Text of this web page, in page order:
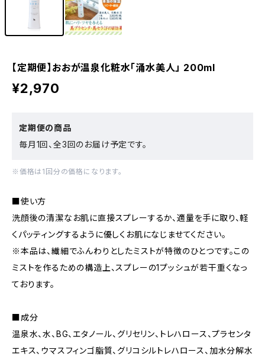
【定期便】おおが温泉化粧水「涌水美人」 200ml
¥2,970
定期便の商品
毎月1回、全3回のお届け予定です。
※価格は1回分の価格になります。
■使い方
洗顔後の清潔なお肌に直接スプレーするか、適量を手に取り、軽
くパッティングするように優しくお肌になじませてください。
※本品は、繊細でふんわりとしたミストが特徴のひとつです。この
ミストを作るための構造上、スプレーの1プッシュが若干重くなっ
ております。
■成分
温泉水、水、BG、エタノール、グリセリン、トレハロース、プラセンタ
エキス、ウマスフィンゴ脂質、グリコシルトレハロース、加水分解水